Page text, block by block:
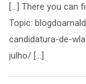
[…] There you can
Topic:
candidatura-de-
julho/ […]